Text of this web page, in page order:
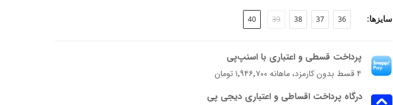
-فرم قالب: نوک مربع با پنجه متوسط
سایزها: 36
37
38
39
40
پرداخت قسطی و اعتباری با اسنپ‌پی
۴ قسط بدون کارمزد، ماهانه ۱٬۹۴۶٬۷۰۰ تومان
درگاه پرداخت اقساطی و اعتباری دیجی پی